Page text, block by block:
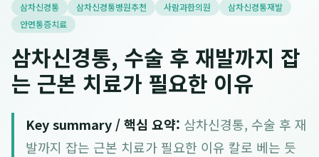
삼차신경통 삼차신경통병원추천 사람과한의원
삼차신경통재발
안면통증치료
삼차신경통, 수술 후 재발까지 잡
는 근본 치료가 필요한 이유
Key summary / 핵심 요약: 삼차신경통, 수술 후 재
발까지 잡는 근본 치료가 필요한 이유 칼로 베는 듯